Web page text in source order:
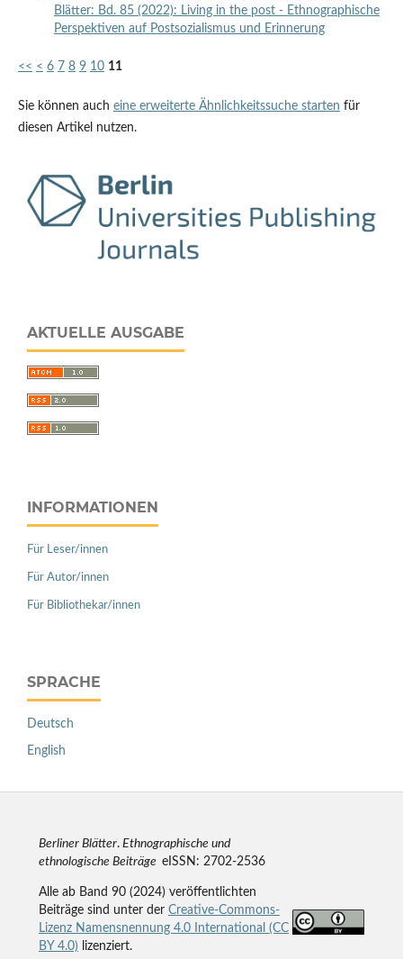
Blätter: Bd. 85 (2022): Living in the post - Ethnographische
Perspektiven auf Postsozialismus und Erinnerung
<< < 6 7 8 9 10 11
Sie können auch eine erweiterte Ähnlichkeitssuche starten für
diesen Artikel nutzen.
AKTUELLE AUSGABE
INFORMATIONEN
Für Leser/innen
Für Autor/innen
Für Bibliothekar/innen
SPRACHE
Deutsch
English
Berliner Blätter.Ethnographische und
ethnologische Beiträge eISSN: 2702-2536
Alle ab Band 90 (2024) veröffentlichten
Beiträge sind unter der Creative-Commons-
Lizenz Namensnennung 4.0 International (CC
BY 4.0) lizenziert.